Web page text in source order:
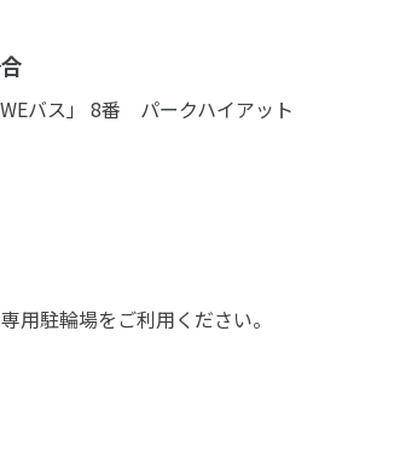
バス」 8番 パークハイアット
用駐輪場をご利用ください。